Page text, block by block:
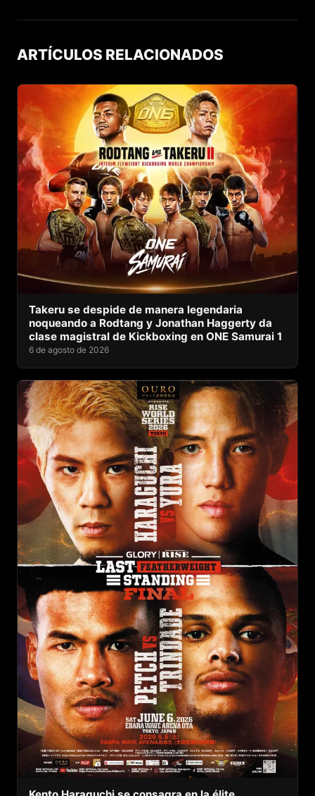
ARTÍCULOS RELACIONADOS
Takeru se despide de manera legendaria
noqueando a Rodtang y Jonathan Haggerty da
clase magistral de Kickboxing en ONE Samurai 1
6 de agosto de 2026